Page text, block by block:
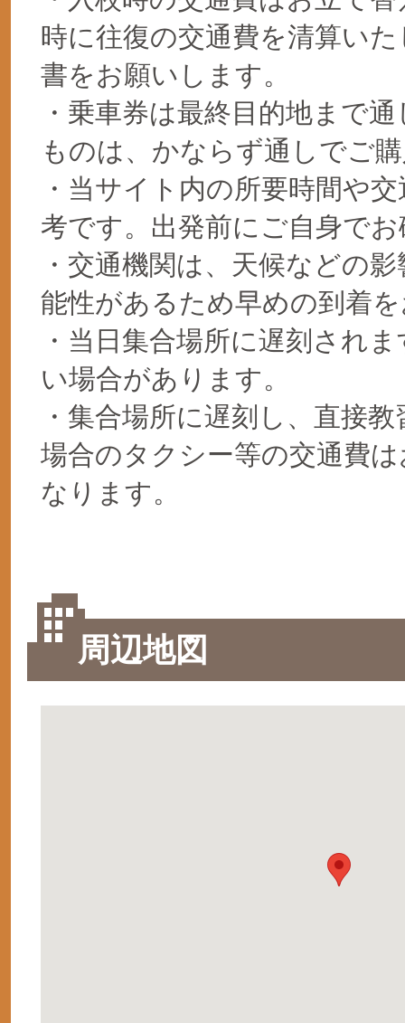
時に往復の交通費を清算い
書をお願いします。
・乗車券は最終目的地まで
ものは、かならず通しでご
・当サイト内の所要時間や
考です。出発前にご自身で
・交通機関は、天候などの
能性があるため早めの到着
・当日集合場所に遅刻され
い場合があります。
・集合場所に遅刻し、直接
場合のタクシー等の交通費
なります。
周辺地図